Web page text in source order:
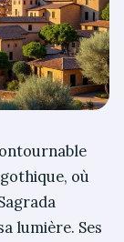
où
lumière. Ses